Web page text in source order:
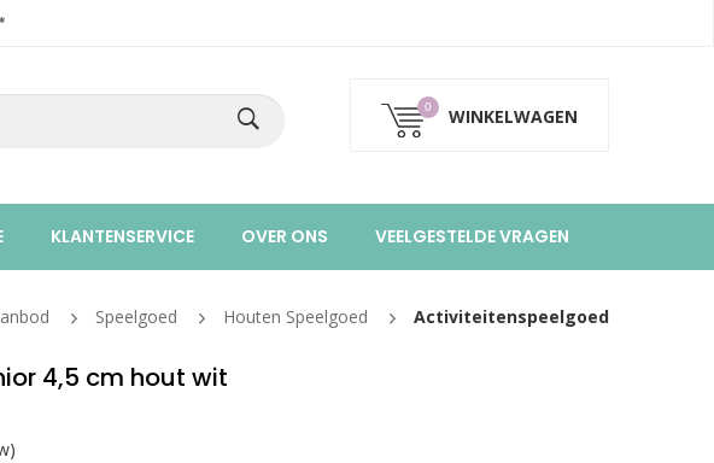
0 WINKELWAGEN
KLANTENSERVICE OVER ONS VEELGESTELDE VRAGEN
Speelgoed Houten Speelgoed Activiteitenspeelgoed
4,5 cm hout wit